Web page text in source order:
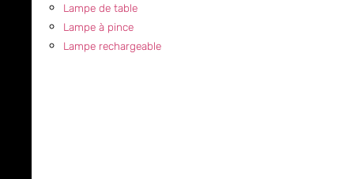
Lampe de table
Lampe à pince
Lampe rechargeable